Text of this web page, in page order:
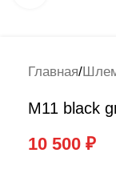
Главная/
M11 black
10 500 ₽